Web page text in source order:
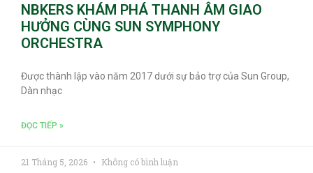
NBKERS KHÁM PHÁ THANH ÂM GIAO
HƯỞNG CÙNG SUN SYMPHONY
ORCHESTRA
Được thành lập vào năm 2017 dưới sự bảo trợ của Sun Group,
Dàn nhạc
ĐỌC TIẾP »
21 Tháng 5, 2026 Không có bình luận